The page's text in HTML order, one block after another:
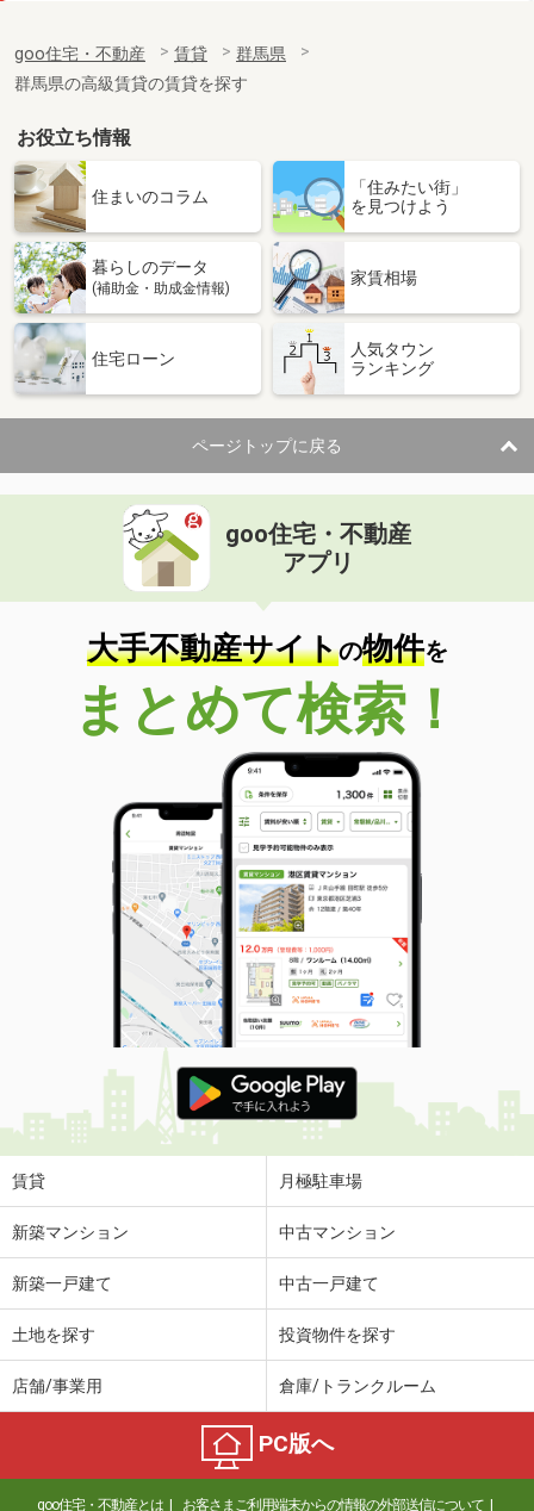
専有面積
40.87m²
間取り
1LDK
群馬県前橋市西片貝町４
価 格
4.50万円
群馬県前橋市西片貝町４
専有面積 23.18m²
間取り
群馬県高崎市金古町
住 所
群馬県高崎市金古町
専有面積 30.86m²
間取り
1LDK
群馬県高崎市金古町
価 格
住 所
群馬県高崎市金古町
専有面積 37.98m²
間取り
1LDK
群馬県高崎市下豊岡町
価 格
6.95万円
群馬県高崎市下豊岡町
50.05m²
間取り
1LDK
群馬県伊勢崎市今泉町１
価 格
4.80万円
住 所
群馬県伊勢崎市今泉町１
専有面積 52.49m²
間取り
2LDK
群馬県太田市西本町
価 格
6.70万円
住 所
群馬県太田市西本町
専有面積
群馬県太田市高林東町
4.50万円
群馬県高崎市下中居町
5.90万円
住 所
群馬県高崎市下中居町
goo住宅・不動産 賃貸
群馬県
群馬県の高級賃貸の賃貸を探す
お役立ち情報
住まいのコラム
「住みたい街」
を見つけよう
暮らしのデータ
(補助金・助成金情報)
家賃相場
住宅ローン
人気タウン
ランキング
ページトップに戻る
goo住宅・不動産
アプリ
大手不動産サイトの物件を
まとめて検索！
賃貸 月極駐車場
新築マンション 中古マンション
新築一戸建て 中古一戸建て
土地を探す 投資物件を探す
店舗/事業用 倉庫/トランクルーム
PC版へ
goo住宅・不動産とは お客さまご利用端末からの情報の外部送信について